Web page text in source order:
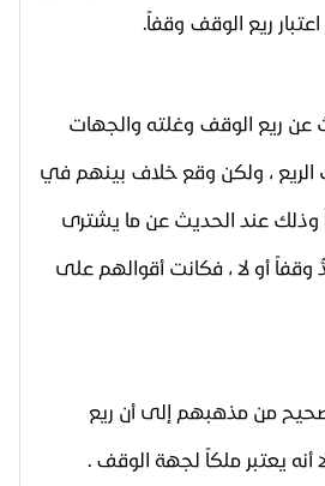
ريع الوقف وقفاً.
عن ريع الوقف وغلته والجهات
، ولكن وقع خلاف بينهم في
وذلك عند الحديث عن ما يشترى
أو لا ، فكانت أقوالهم على
من مذهبهم إلى أن ريع
أنه يعتبر ملكاً لجهة الوقف .